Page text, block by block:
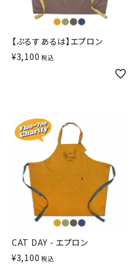
【ぷるすあるは】エプロン
¥3,100 税込
CAT DAY - エプロン
¥3,100 税込